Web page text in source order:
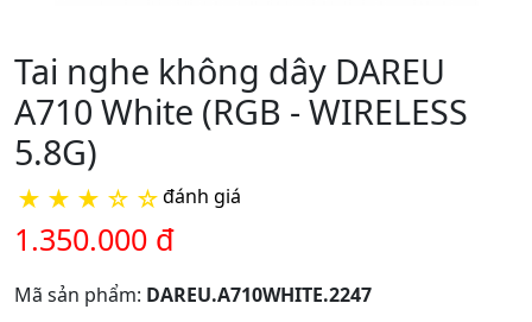
Tai nghe không dây DAREU
A710 White (RGB - WIRELESS
5.8G)
★ ★ ★ ☆ ☆đánh giá
1.350.000 đ
Mã sản phẩm: DAREU.A710WHITE.2247